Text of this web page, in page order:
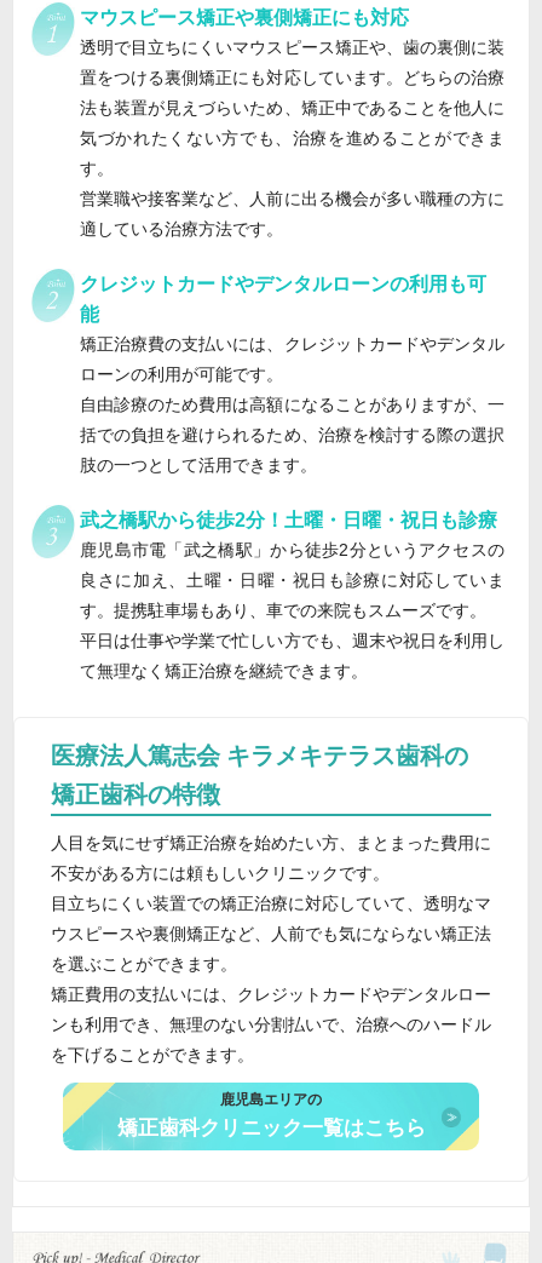
マウスピース矯正や裏側矯正にも対応
透明で目立ちにくいマウスピース矯正や、歯の裏側に装
置をつける裏側矯正にも対応しています。どちらの治療
法も装置が見えづらいため、矯正中であることを他人に
気づかれたくない方でも、治療を進めることができま
す。
営業職や接客業など、人前に出る機会が多い職種の方に
適している治療方法です。
クレジットカードやデンタルローンの利用も可
能
矯正治療費の支払いには、クレジットカードやデンタル
ローンの利用が可能です。
自由診療のため費用は高額になることがありますが、一
括での負担を避けられるため、治療を検討する際の選択
肢の一つとして活用できます。
武之橋駅から徒歩2分！土曜・日曜・祝日も診療
鹿児島市電「武之橋駅」から徒歩2分というアクセスの
良さに加え、土曜・日曜・祝日も診療に対応していま
す。提携駐車場もあり、車での来院もスムーズです。
平日は仕事や学業で忙しい方でも、週末や祝日を利用し
て無理なく矯正治療を継続できます。
医療法人篤志会 キラメキテラス歯科の
矯正歯科の特徴
人目を気にせず矯正治療を始めたい方、まとまった費用に
不安がある方には頼もしいクリニックです。
目立ちにくい装置での矯正治療に対応していて、透明なマ
ウスピースや裏側矯正など、人前でも気にならない矯正法
を選ぶことができます。
矯正費用の支払いには、クレジットカードやデンタルロー
ンも利用でき、無理のない分割払いで、治療へのハードル
を下げることができます。
鹿児島エリアの
矯正歯科クリニック一覧はこちら